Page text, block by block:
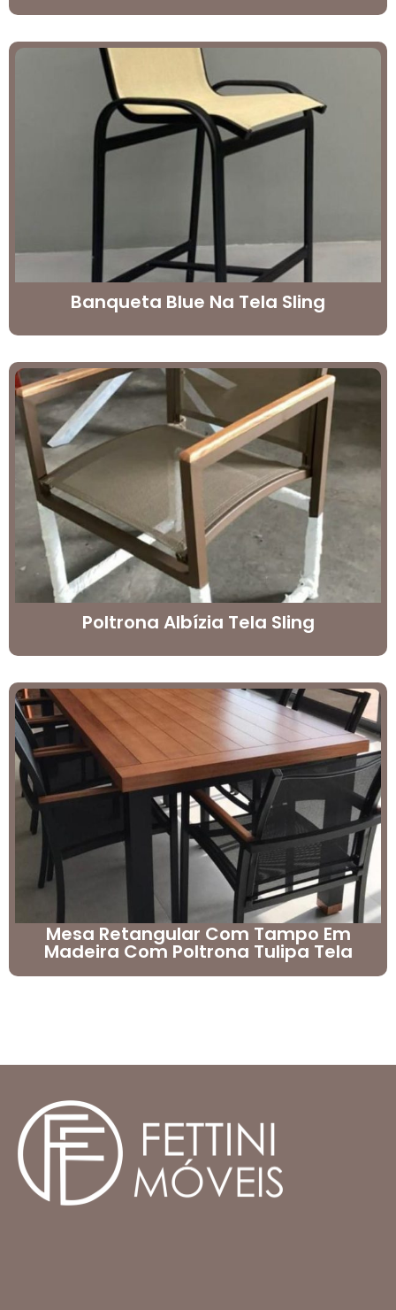
Banqueta Blue Na Tela Sling
Poltrona Albízia Tela Sling
Mesa Retangular Com Tampo Em
Madeira Com Poltrona Tulipa Tela